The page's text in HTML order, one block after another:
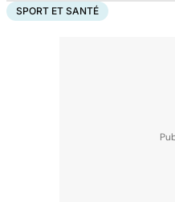
SPORT ET SANTÉ